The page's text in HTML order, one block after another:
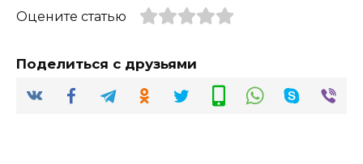
Оцените статью
Поделиться с друзьями